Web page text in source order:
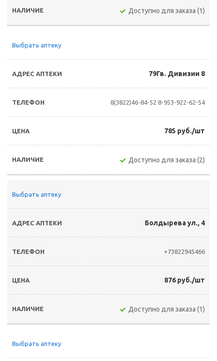
Доступно для заказа (1)
Выбрать аптеку
79Гв. Дивизии 8
8(3822)46-84-52 8-953-922-62-54
785 руб./шт
Доступно для заказа (2)
Выбрать аптеку
Болдырева ул., 4
+73822945466
876 руб./шт
Доступно для заказа (1)
Выбрать аптеку